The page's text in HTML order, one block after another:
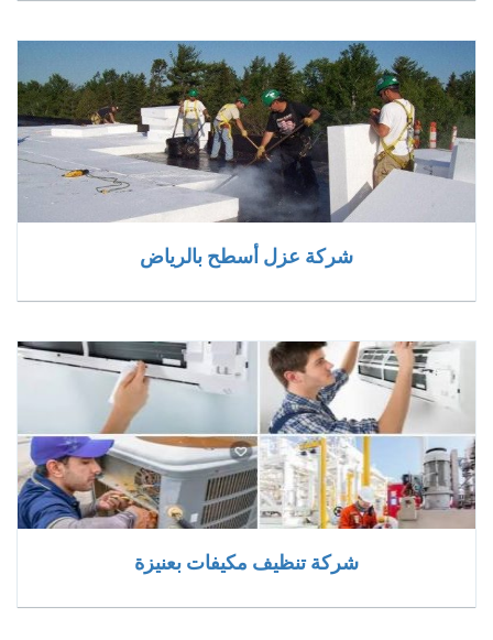
شركة عزل أسطح بالرياض
شركة تنظيف مكيفات بعنيزة